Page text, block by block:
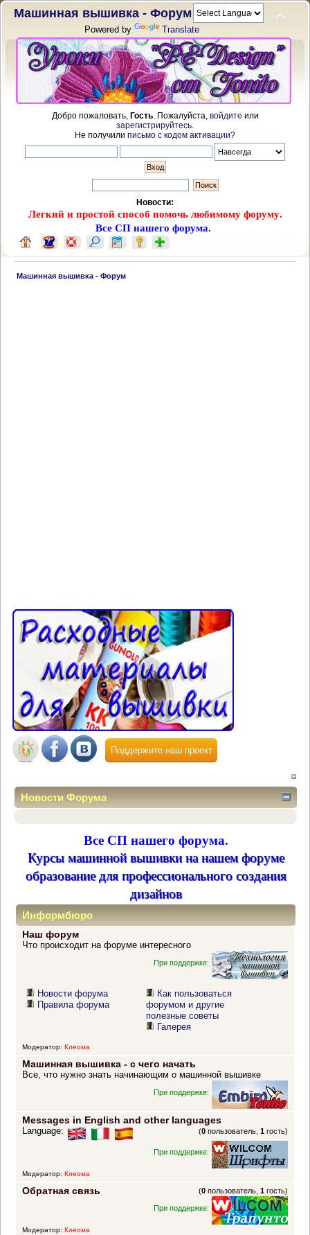
Машинная вышивка - Форум
Powered by Translate
Добро пожаловать, Гость. Пожалуйста, войдите или
зарегистрируйтесь
Не получили письмо с кодом активации?
Новости:
Легкий и простой способ помочь любимому форуму.
Все СП нашего форума.
Машинная вышивка - Форум
Поддержите наш проект
Новости Форума
Все СП нашего форума.
Курсы машинной вышивки на нашем форуме
образование для профессионального создания
дизайнов
Информбюро
Наш форум
Что происходит на форуме интересного
При поддержке:
Новости форума
Правила форума
Как пользоваться
форумом и другие
полезные советы
Галерея
Модератор: Клеома
Машинная вышивка - с чего начать
Все, что нужно знать начинающим о машинной вышивке
При поддержке:
Messages in English and other languages
(0 пользователь,1 гость)
Language:
При поддержке:
Модератор: Клеома
Обратная связь (0 пользователь,1 гость)
При поддержке:
Модератор: Клеома